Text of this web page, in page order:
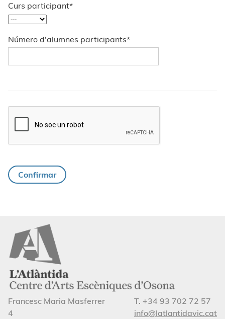
Curs participant*
Número d'alumnes participants*
Confirmar
Francesc Maria Masferrer
4
T. +34 93 702 72 57
info@latlantidavic.cat